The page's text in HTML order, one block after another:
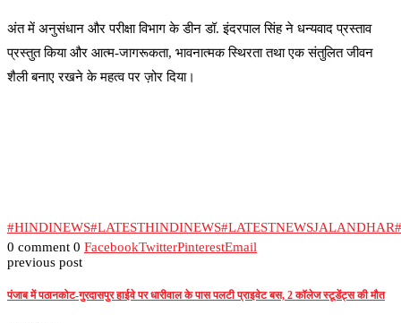
अंत में अनुसंधान और परीक्षा विभाग के डीन डॉ. इंदरपाल सिंह ने धन्यवाद प्रस्ताव
प्रस्तुत किया और आत्म-जागरूकता, भावनात्मक स्थिरता तथा एक संतुलित जीवन
शैली बनाए रखने के महत्व पर ज़ोर दिया।
#HINDINEWS#LATESTHINDINEWS#LATESTNEWSJALANDHAR
0 comment 0 FacebookTwitterPinterestEmail
previous post
पंजाब में पठानकोट-गुरदासपुर हाईवे पर धारीवाल के पास पलटी प्राइवेट बस, 2 कॉलेज स्टूडेंट्स की मौत